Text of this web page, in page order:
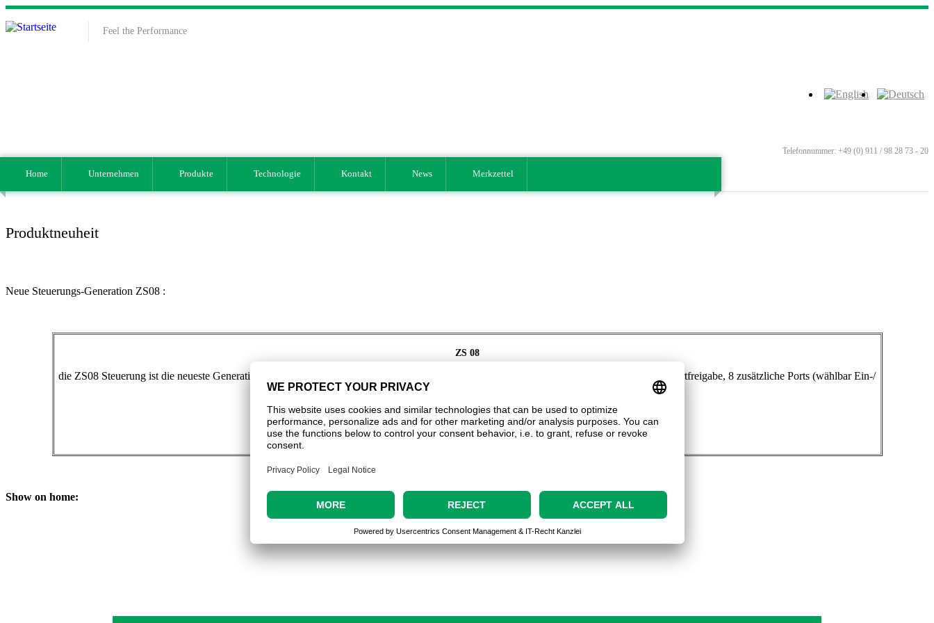
Direkt zum Inhalt
Feel the Performance
Telefonnummer: +49 (0) 911 / 98 28 73 - 20
Home Unternehmen Produkte Technologie Kontakt News Merkzettel
Produktneuheit
Neue Steuerungs-Generation ZS08 :
ZS 08
die ZS08 Steuerung ist die neueste Generation der ZS Steuerungen. Bedienung komplett über HMI. Mehrsprachige Menüführung, externe Startfreigabe, 8 zusätzliche Ports (wählbar Ein-/
Show on home: